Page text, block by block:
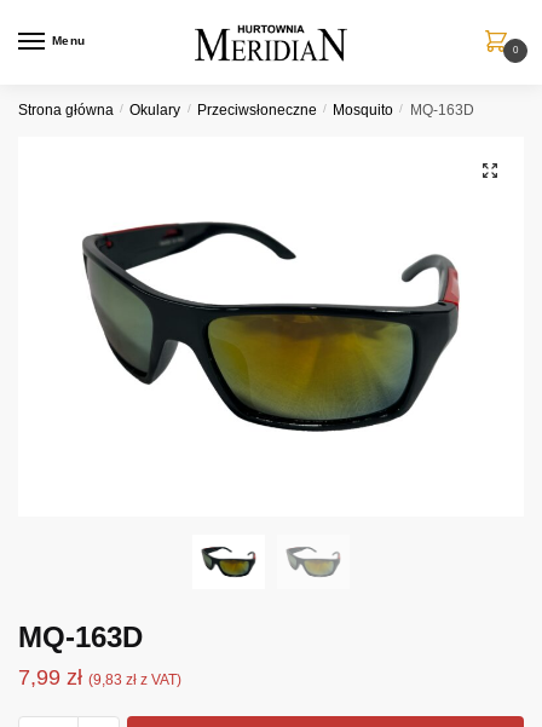
Menu
0
Strona główna / Okulary / Przeciwsłoneczne / Mosquito / MQ-163D
MQ-163D
7,99 zł (9,83 zł z VAT)